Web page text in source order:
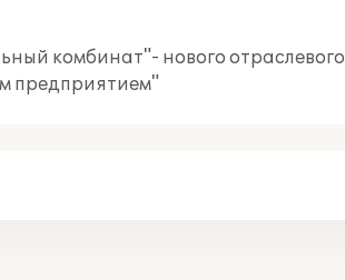
комбинат"- нового отраслевого
предприятием"